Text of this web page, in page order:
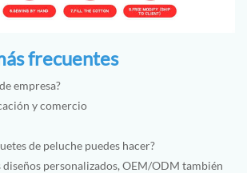
frecuentes
empresa?
y comercio
de peluche puedes hacer?
diseños personalizados, OEM/ODM también